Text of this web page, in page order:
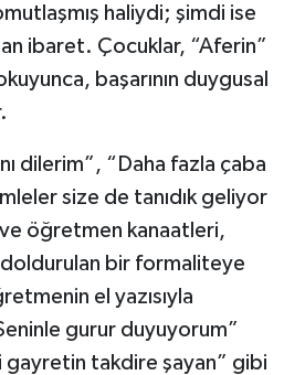
haliydi; şimdi ise
ibaret. Çocuklar, “Aferin”
başarının duygusal
dilerim”, “Daha fazla çaba
size de tanıdık geliyor
ve öğretmen kanaatleri,
bir formaliteye
el yazısıyla
gurur duyuyorum”
takdire şayan” gibi